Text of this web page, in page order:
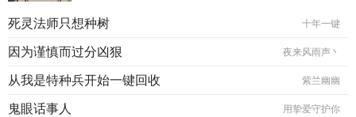
死灵法师只想种树 十年一键
因为谨慎而过分凶狠 夜来风雨声丶
从我是特种兵开始一键回收 紫兰幽幽
鬼眼话事人 用挚爱守护你